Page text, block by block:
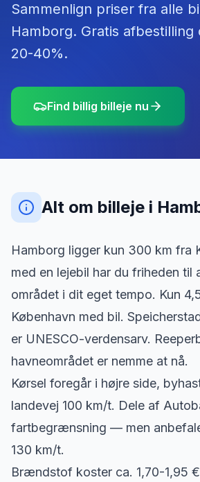
Sammenlign priser fra alle
Hamborg. Gratis
20-40%.
Find billig billeje nu
Alt om billeje i
Hamborg ligger kun 300 km fra
med en lejebil har du friheden til
området i dit eget tempo. Kun
København med bil.
er UNESCO-verdensarv.
havneområdet er nemme at nå.
Kørsel foregår i højre side,
landevej 100 km/t. Dele af
fartbegrænsning — men
130 km/t.
Brændstof koster ca. 1,70-1,95